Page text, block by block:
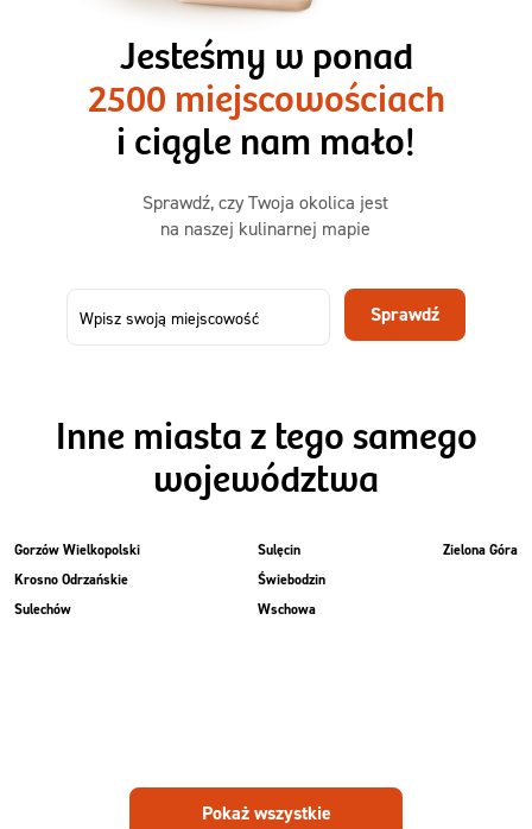
1500kcal - 2250kcal
3 sycące posiłki o większej objętości. Mniej dań,
ta sama wygoda!
50,31 zł
73,99
-32%
Menu
Jesteśmy w ponad
2500 miejscowościach
i ciągle nam mało!
Sprawdź, czy Twoja okolica jest
na naszej kulinarnej mapie
Sprawdź
Inne miasta z tego samego
województwa
Gorzów Wielkopolski
Krosno Odrzańskie
Sulechów
Sulęcin
Świebodzin
Wschowa
Zielona Góra
Pokaż wszystkie